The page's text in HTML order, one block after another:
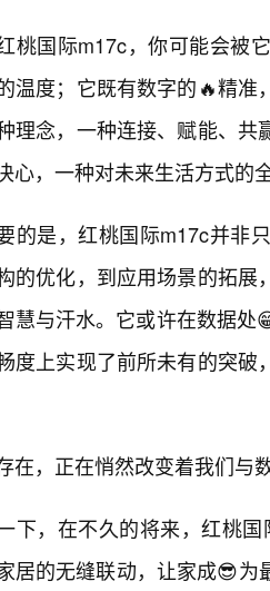
桃国际m17c，你可能会被
温度；它既有数字的🔥精
理念，一种连接、赋能、
心，一种对未来生活方式的
的是，红桃国际m17c并非
的优化，到应用场景的拓
慧与汗水。它或许在数据
度上实现了前所未有的突
在，正在悄然改变着我们与
下，在不久的将来，红桃
居的无缝联动，让家成😎